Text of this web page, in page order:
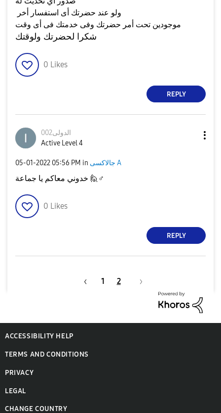
ولو عند حضرتك أى استفسار أخر
موجودين تحت أمر حضرتك وفى خدمتك فى أى وقت
شكرا لحضرتك ولوقتك
0 Likes
REPLY
الدولى002
Active Level 4
‎05-01-2022 05:56 PM in جالاكسى A
خدوني معاكم يا جماعة 🙋‍ ♂️
0 Likes
REPLY
1 2
ACCESSIBILITY HELP
TERMS AND CONDITIONS
PRIVACY
LEGAL
CHANGE COUNTRY